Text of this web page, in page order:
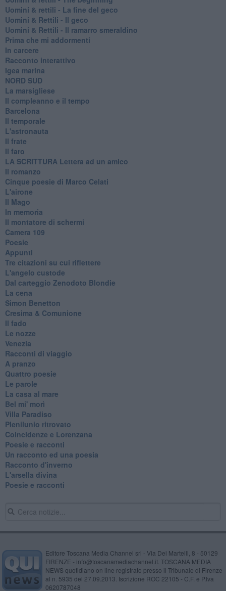
​Uomini & rettili - La fine del geco
Uomini & Rettili - Il geco
Uomini & Rettili - Il ramarro smeraldino
Prima che mi addormenti
In carcere
Racconto interattivo
Igea marina
​NORD SUD
La marsigliese
Il compleanno e il tempo
Barcelona
Il temporale
L'astronauta
Il frate
Il faro
​LA SCRITTURA Lettera ad un amico
Il romanzo
Cinque poesie di Marco Celati
L'airone
Il Mago
In memoria
Il montatore di schermi
Camera 109
Poesie
Appunti
Tre citazioni su cui riflettere
L'angelo custode
Dal carteggio Zenodoto Blondie
La cena
Simon Benetton
Cresima & Comunione
Il fado
Le nozze
Venezia
Racconti di viaggio
A pranzo
Quattro poesie
Le parole
La casa al mare
Bel mi' morì
Villa Paradiso
Plenilunio ritrovato
Coincidenze e Lorenzana
Poesie e racconti
Un racconto ed una poesia
Racconto d'inverno
​L'arsella divina
Poesie e racconti
Editore Toscana Media Channel srl - Via Dei Martelli, 8 - 50129
FIRENZE - info@toscanamediachannel.it. TOSCANA MEDIA
NEWS quotidiano on line registrato presso il Tribunale di Firenze
al n. 5935 del 27.09.2013. Iscrizione ROC 22105 - C.F. e P.Iva
0620787048